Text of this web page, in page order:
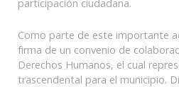
participación ciudadana.
Como parte de este importante
firma de un convenio de
Derechos Humanos, el cual
trascendental para el municipio.